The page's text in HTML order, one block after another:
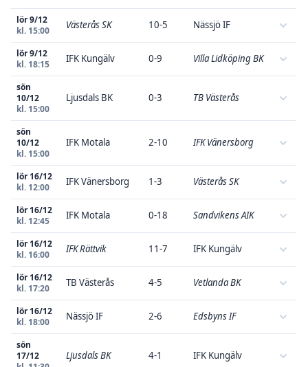
lör 9/12
kl. 15:00
Västerås SK 10-5 Nässjö IF
lör 9/12
kl. 18:15
IFK Kungälv 0-9 Villa Lidköping BK
sön
10/12
kl. 15:00
Ljusdals BK 0-3 TB Västerås
sön
10/12
kl. 15:00
IFK Motala 2-10 IFK Vänersborg
lör 16/12
kl. 12:00
IFK Vänersborg 1-3 Västerås SK
lör 16/12
kl. 12:45
IFK Motala 0-18 Sandvikens AIK
lör 16/12
kl. 16:00
IFK Rättvik 11-7 IFK Kungälv
lör 16/12
kl. 17:20
TB Västerås 4-5 Vetlanda BK
lör 16/12
kl. 18:00
Nässjö IF 2-6 Edsbyns IF
sön
17/12
Ljusdals BK 4-1 IFK Kungälv